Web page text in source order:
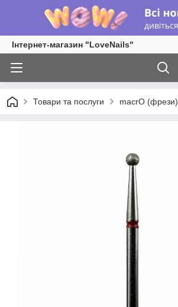
Інтернет-магазин "LoveNails"
Товари та послуги macrO (фрези)